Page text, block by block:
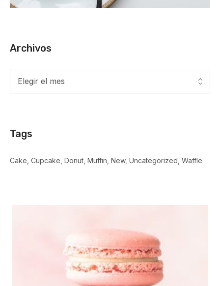
Archivos
Tags
Cake Cupcake Donut Muffin New Uncategorized Waffle